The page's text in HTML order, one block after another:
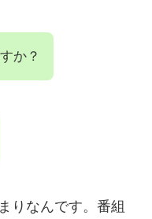
か？
りなんです。番組